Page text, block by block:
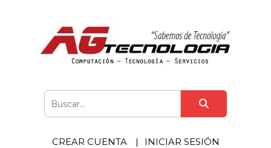
CREAR CUENTA INICIAR SESIÓN